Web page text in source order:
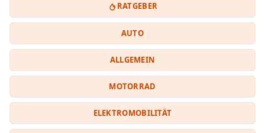
RATGEBER
AUTO
ALLGEMEIN
MOTORRAD
ELEKTROMOBILITÄT